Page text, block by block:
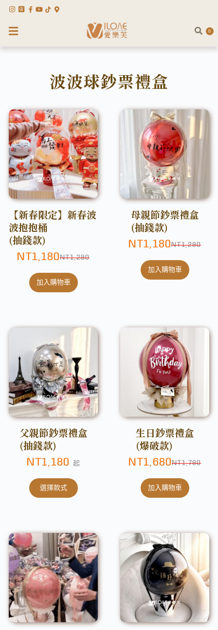
0
波波球鈔票禮盒
【新春限定】新春波
波抱抱桶
(抽錢款)
NT1,280
NT1,180
加入購物車
母親節鈔票禮盒
(抽錢款)
NT1,280
NT1,180
加入購物車
父親節鈔票禮盒
(抽錢款)
NT1,180 起
選擇款式
生日鈔票禮盒
(爆破款)
NT1,780
NT1,680
加入購物車